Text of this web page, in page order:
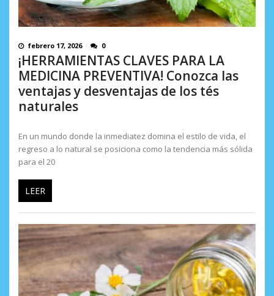
febrero 17, 2026 0
¡HERRAMIENTAS CLAVES PARA LA
MEDICINA PREVENTIVA! Conozca las
ventajas y desventajas de los tés
naturales
En un mundo donde la inmediatez domina el estilo de vida, el
regreso a lo natural se posiciona como la tendencia más sólida
para el 20
LEER